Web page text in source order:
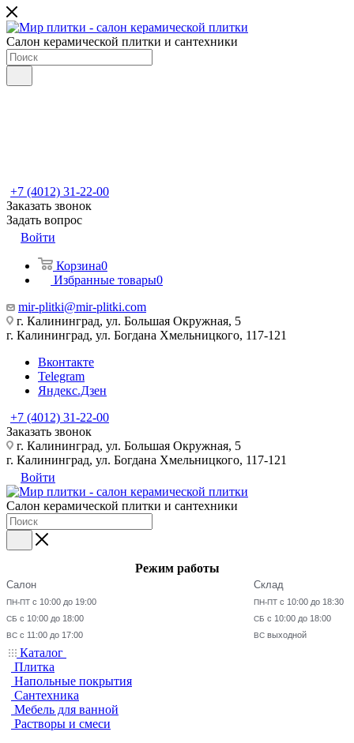
Салон керамической плитки и сантехники
+7 (4012) 31-22-00
Заказать звонок
Задать вопрос
Войти
Корзина0
Избранные товары0
mir-plitki@mir-plitki.com
г. Калининград, ул. Большая Окружная, 5
г. Калининград, ул. Богдана Хмельницкого, 117-121
Вконтакте
Telegram
Яндекс.Дзен
+7 (4012) 31-22-00
Заказать звонок
г. Калининград, ул. Большая Окружная, 5
г. Калининград, ул. Богдана Хмельницкого, 117-121
Войти
Салон керамической плитки и сантехники
Режим работы
Салон
ПН-ПТ с 10:00 до 19:00
СБ с 10:00 до 18:00
ВС с 11:00 до 17:00
Склад
ПН-ПТ с 10:00 до 18:30
СБ с 10:00 до 18:00
ВС выходной
Каталог
Плитка
Напольные покрытия
Сантехника
Мебель для ванной
Растворы и смеси